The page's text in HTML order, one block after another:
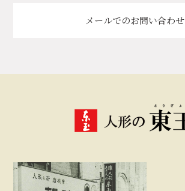
メールでのお問い合わせ